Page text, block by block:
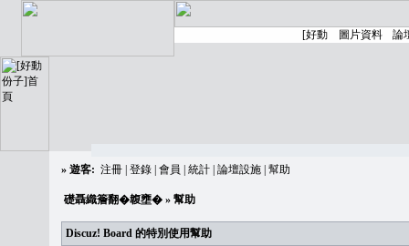
» 遊客: 注冊 登錄 會員 統計 論壇設施 幫助
礎聶織簷翻�䪖壅� » 幫助
Discuz! Board 的特別使用幫助